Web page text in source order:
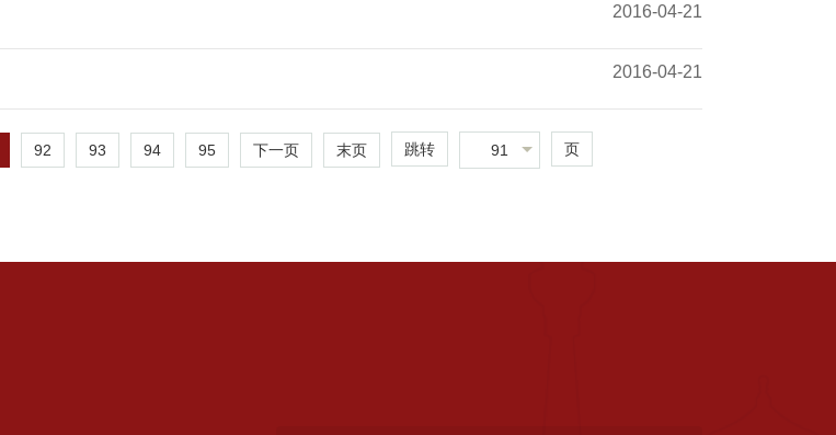
2016-04-21
2016-04-21
92 93 94 95 下一页 末页 跳转 91 页